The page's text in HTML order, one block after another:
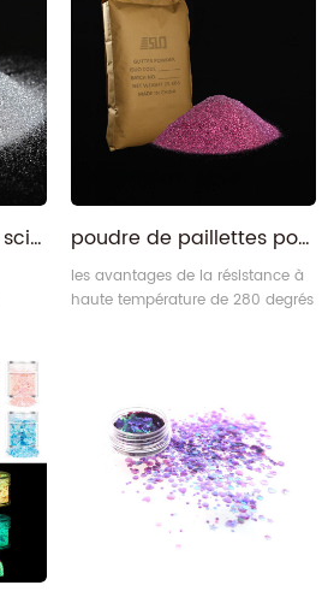
Poudre de pigments scintillants en aluminium résistant à la chaleur en vrac
les
poudre de paillettes pourpre hexagonale résistant à la chaleur
les avantages de la résistance à
haute température de 280 degrés
température.